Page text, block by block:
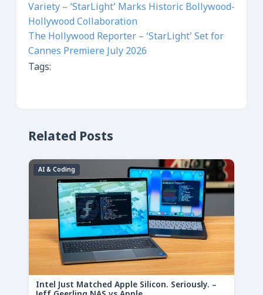
Variety – ‘StarLight’ Marks Historic Bollywood-
Hollywood Collaboration
The Hollywood Reporter – ‘StarLight’ Set for
Cannes Premiere July 2026
Tags:
Related Posts
AI & Coding
Intel Just Matched Apple Silicon. Seriously. –